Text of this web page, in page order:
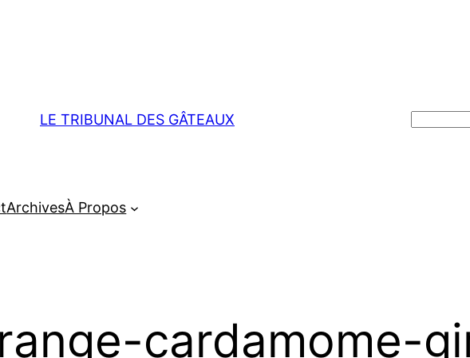
LE TRIBUNAL DES GÂTEAUX
ArchivesÀ Propos
cardamome-